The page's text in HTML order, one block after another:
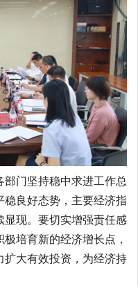
门坚持稳中求进工作总
稳良好态势，主要经济指
显现。要切实增强责任感
培育新的经济增长点，
扩大有效投资，为经济持